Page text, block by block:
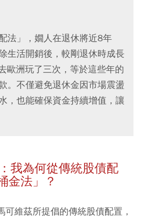
法」，嫺人在退休將近8年
生活開銷後，較剛退休時成長
歐洲玩了三次，等於這些年的
。不僅避免退休金因市場震盪
，也能確保資金持續增值，讓
我為何從傳統股債配
金法」？
可維茲所提倡的傳統股債配置，